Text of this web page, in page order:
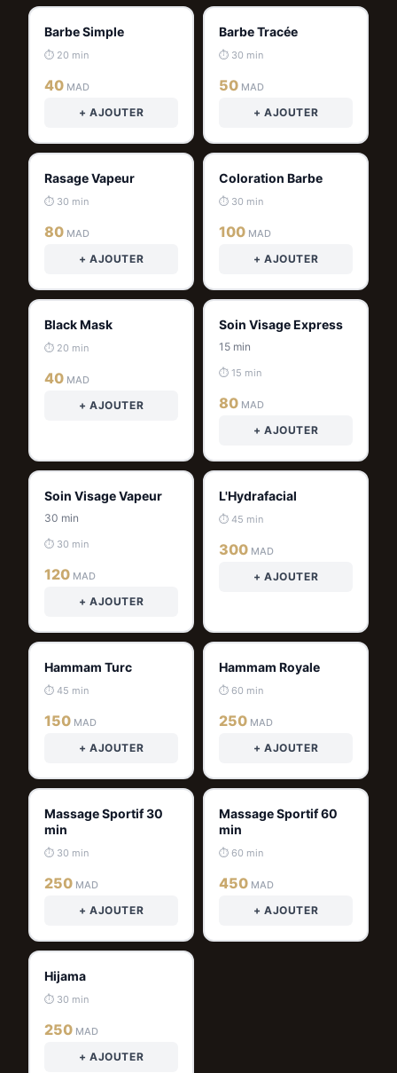
Barbe Simple
⏱ 20 min
40 MAD
+ AJOUTER
Barbe Tracée
⏱ 30 min
50 MAD
+ AJOUTER
Rasage Vapeur
⏱ 30 min
80 MAD
+ AJOUTER
Coloration Barbe
⏱ 30 min
100 MAD
+ AJOUTER
Black Mask
⏱ 20 min
40 MAD
+ AJOUTER
Soin Visage Express
15 min
⏱ 15 min
80 MAD
+ AJOUTER
Soin Visage Vapeur
30 min
⏱ 30 min
120 MAD
+ AJOUTER
L'Hydrafacial
⏱ 45 min
300 MAD
+ AJOUTER
Hammam Turc
⏱ 45 min
150 MAD
+ AJOUTER
Hammam Royale
⏱ 60 min
250 MAD
+ AJOUTER
Massage Sportif 30
min
⏱ 30 min
250 MAD
+ AJOUTER
Massage Sportif 60
min
⏱ 60 min
450 MAD
+ AJOUTER
Hijama
⏱ 30 min
250 MAD
+ AJOUTER